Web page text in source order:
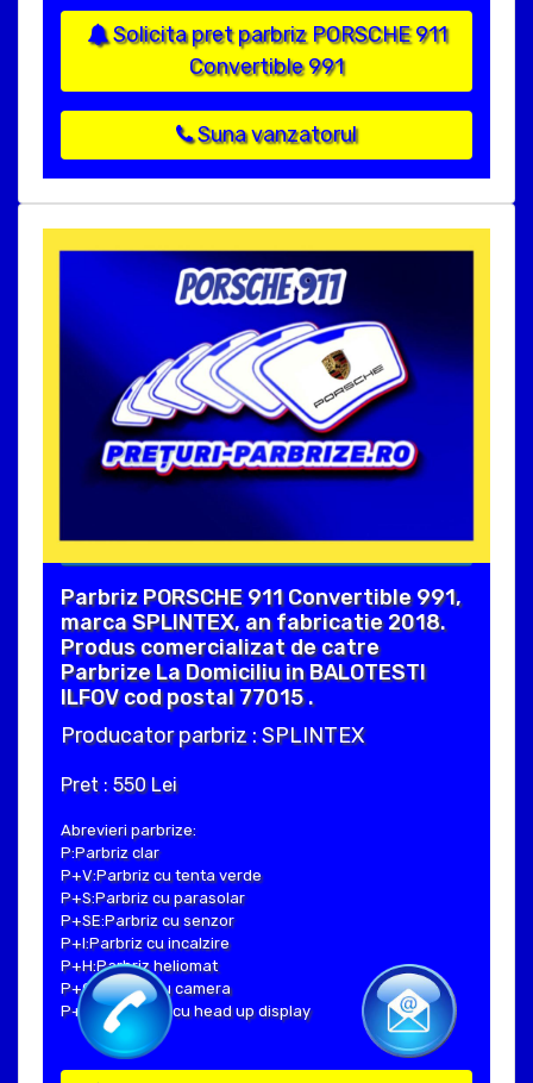
Solicita pret parbriz PORSCHE 911
Convertible 991
Suna vanzatorul
Parbriz PORSCHE 911 Convertible 991,
marca SPLINTEX, an fabricatie 2018.
Produs comercializat de catre
Parbrize La Domiciliu in BALOTESTI
ILFOV cod postal 77015 .
Producator parbriz : SPLINTEX
Pret : 550 Lei
Abrevieri parbrize:
P:Parbriz clar
P+V:Parbriz cu tenta verde
P+S:Parbriz cu parasolar
P+SE:Parbriz cu senzor
P+I:Parbriz cu incalzire
P+H:Parbriz heliomat
P+C:Parbriz cu camera
P+Hud:Parbriz cu head up display